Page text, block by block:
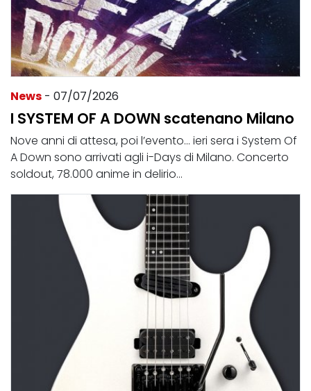
News - 07/07/2026
I SYSTEM OF A DOWN scatenano Milano
Nove anni di attesa, poi l’evento... ieri sera i System Of
A Down sono arrivati agli i-Days di Milano. Concerto
soldout, 78.000 anime in delirio...